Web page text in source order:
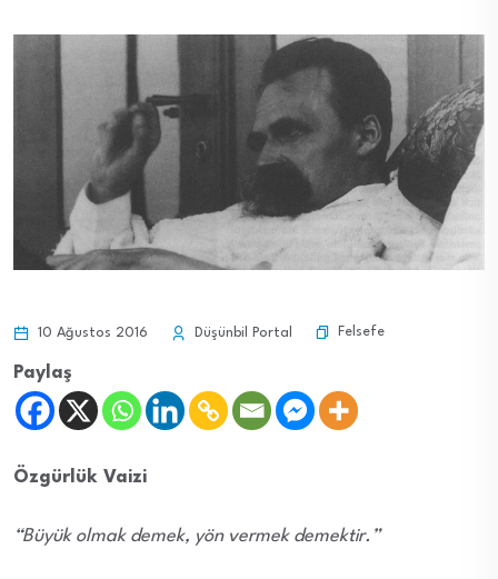
10 Ağustos 2016 Düşünbil Portal Felsefe
Paylaş
Özgürlük Vaizi
“Büyük olmak demek, yön vermek demektir.”